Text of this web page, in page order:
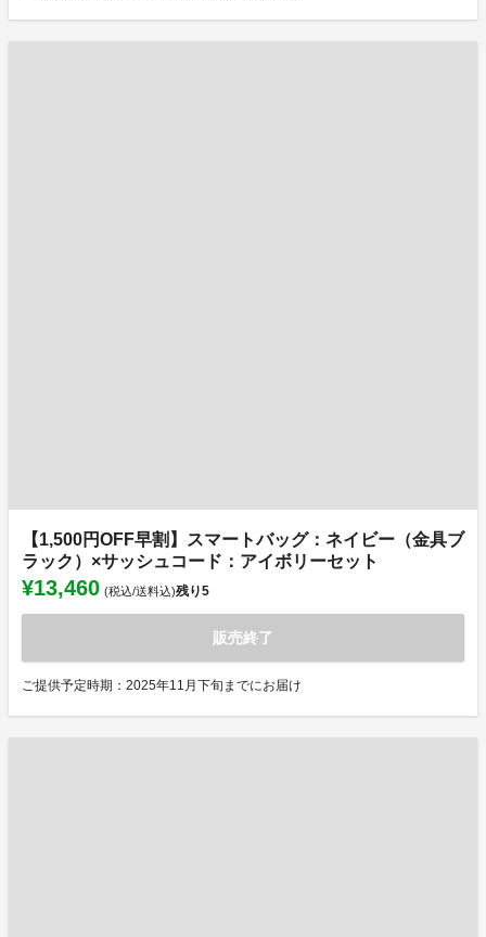
【1,500円OFF早割】スマートバッグ：ネイビー（金具ブ
ラック）×サッシュコード：アイボリーセット
¥13,460 (税込/送料込)残り5
販売終了
ご提供予定時期：2025年11月下旬までにお届け